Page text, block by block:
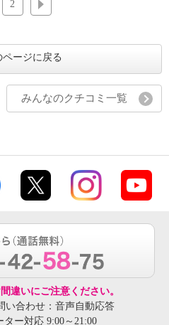
2
ページに戻る
みんなのクチコミ一覧
違いにご注意ください。
い合わせ：音声自動応答
ー対応 9:00～21:00